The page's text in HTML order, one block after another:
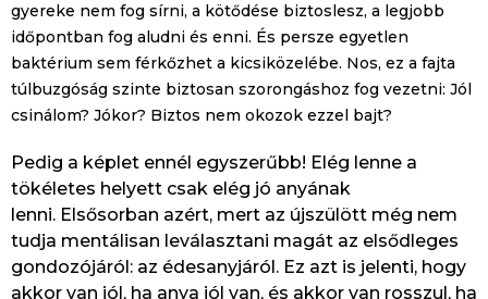
gyereke nem fog sírni, a kötődése biztoslesz, a legjobb
időpontban fog aludni és enni. És persze egyetlen
baktérium sem férkőzhet a kicsiközelébe. Nos, ez a fajta
túlbuzgóság szinte biztosan szorongáshoz fog vezetni: Jól
csinálom? Jókor? Biztos nem okozok ezzel bajt?
Pedig a képlet ennél egyszerűbb! Elég lenne a
tökéletes helyett csak elég jó anyának
lenni. Elsősorban azért, mert az újszülött még nem
tudja mentálisan leválasztani magát az elsődleges
gondozójáról: az édesanyjáról. Ez azt is jelenti, hogy
akkor van jól, ha anya jól van, és akkor van rosszul, ha